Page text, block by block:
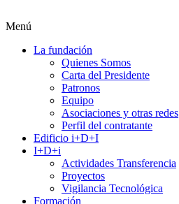
Menú
La fundación
Quienes Somos
Carta del Presidente
Patronos
Equipo
Asociaciones y otras redes
Perfil del contratante
Edificio i+D+I
I+D+i
Actividades Transferencia
Proyectos
Vigilancia Tecnológica
Formación